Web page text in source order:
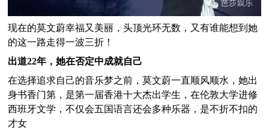
现在的莫文蔚幸福又美丽，头顶光环无数，又有谁能想到她
的这一路走得一波三折！
出道22年，她在否定中成就自己
在选择追求自己的音乐梦之前，莫文蔚一直顺风顺水，她出
身书香门第，是第一届香港十大杰出学生，在伦敦大学进修
西班牙文学，不仅会五国语言还会多种乐器，是不折不扣的
才女